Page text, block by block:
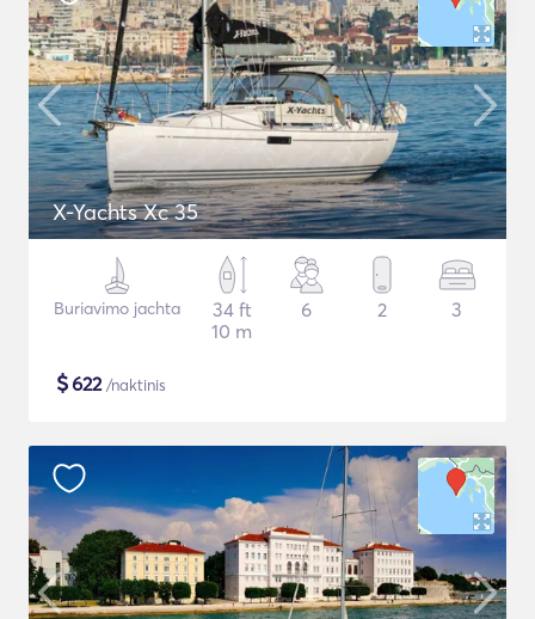
X-Yachts Xc 35
Buriavimo jachta
34 ft
10 m
6 2 3
$622/naktinis